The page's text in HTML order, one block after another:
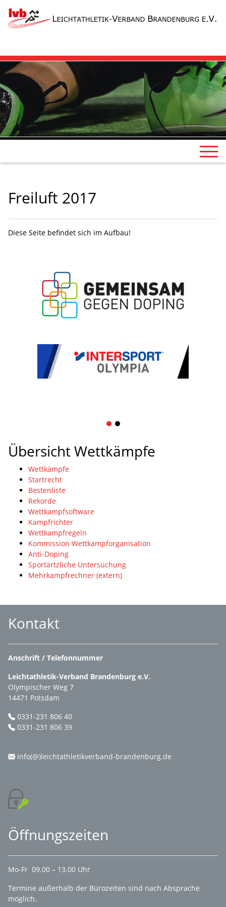
Freiluft 2017
Diese Seite befindet sich im Aufbau!
1 2
Übersicht Wettkämpfe
Wettkämpfe
Startrecht
Bestenliste
Rekorde
Wettkampfsoftware
Kampfrichter
Wettkampfregeln
Kommission Wettkampforganisation
Anti-Doping
Sportärtzliche Untersuchung
Mehrkampfrechner (extern)
Kontakt
Anschrift / Telefonnummer
Leichtathletik-Verband Brandenburg e.V.
Olympischer Weg 7
14471 Potsdam
0331-231 806 40
0331-231 806 39
info(@)leichtathletikverband-brandenburg.de
Öffnungszeiten
Mo-Fr 09.00 – 13.00 Uhr
Termine außerhalb der Bürozeiten sind nach Absprache
möglich.